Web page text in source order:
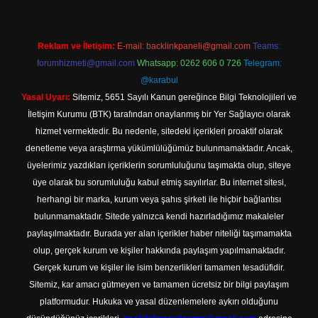
Reklam ve İletişim: E-mail: backlinkpaneli@gmail.com Teams:
forumhizmeti@gmail.com Whatsapp: 0262 606 0 726 Telegram:
@karabul
Yasal Uyarı: Sitemiz, 5651 Sayılı Kanun gereğince Bilgi Teknolojileri ve
İletişim Kurumu (BTK) tarafından onaylanmış bir Yer Sağlayıcı olarak
hizmet vermektedir. Bu nedenle, sitedeki içerikleri proaktif olarak
denetleme veya araştırma yükümlülüğümüz bulunmamaktadır. Ancak,
üyelerimiz yazdıkları içeriklerin sorumluluğunu taşımakta olup, siteye
üye olarak bu sorumluluğu kabul etmiş sayılırlar. Bu internet sitesi,
herhangi bir marka, kurum veya şahıs şirketi ile hiçbir bağlantısı
bulunmamaktadır. Sitede yalnızca kendi hazırladığımız makaleler
paylaşılmaktadır. Burada yer alan içerikler haber niteliği taşımamakta
olup, gerçek kurum ve kişiler hakkında paylaşım yapılmamaktadır.
Gerçek kurum ve kişiler ile isim benzerlikleri tamamen tesadüfidir.
Sitemiz, kar amacı gütmeyen ve tamamen ücretsiz bir bilgi paylaşım
platformudur. Hukuka ve yasal düzenlemelere aykırı olduğunu